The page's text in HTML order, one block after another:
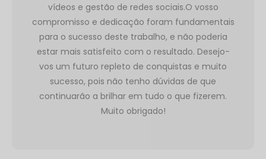
vídeos e gestão de redes sociais.O vosso
compromisso e dedicação foram fundamentais
para o sucesso deste trabalho, e não poderia
estar mais satisfeito com o resultado. Desejo-
vos um futuro repleto de conquistas e muito
sucesso, pois não tenho dúvidas de que
continuarão a brilhar em tudo o que fizerem.
Muito obrigado!